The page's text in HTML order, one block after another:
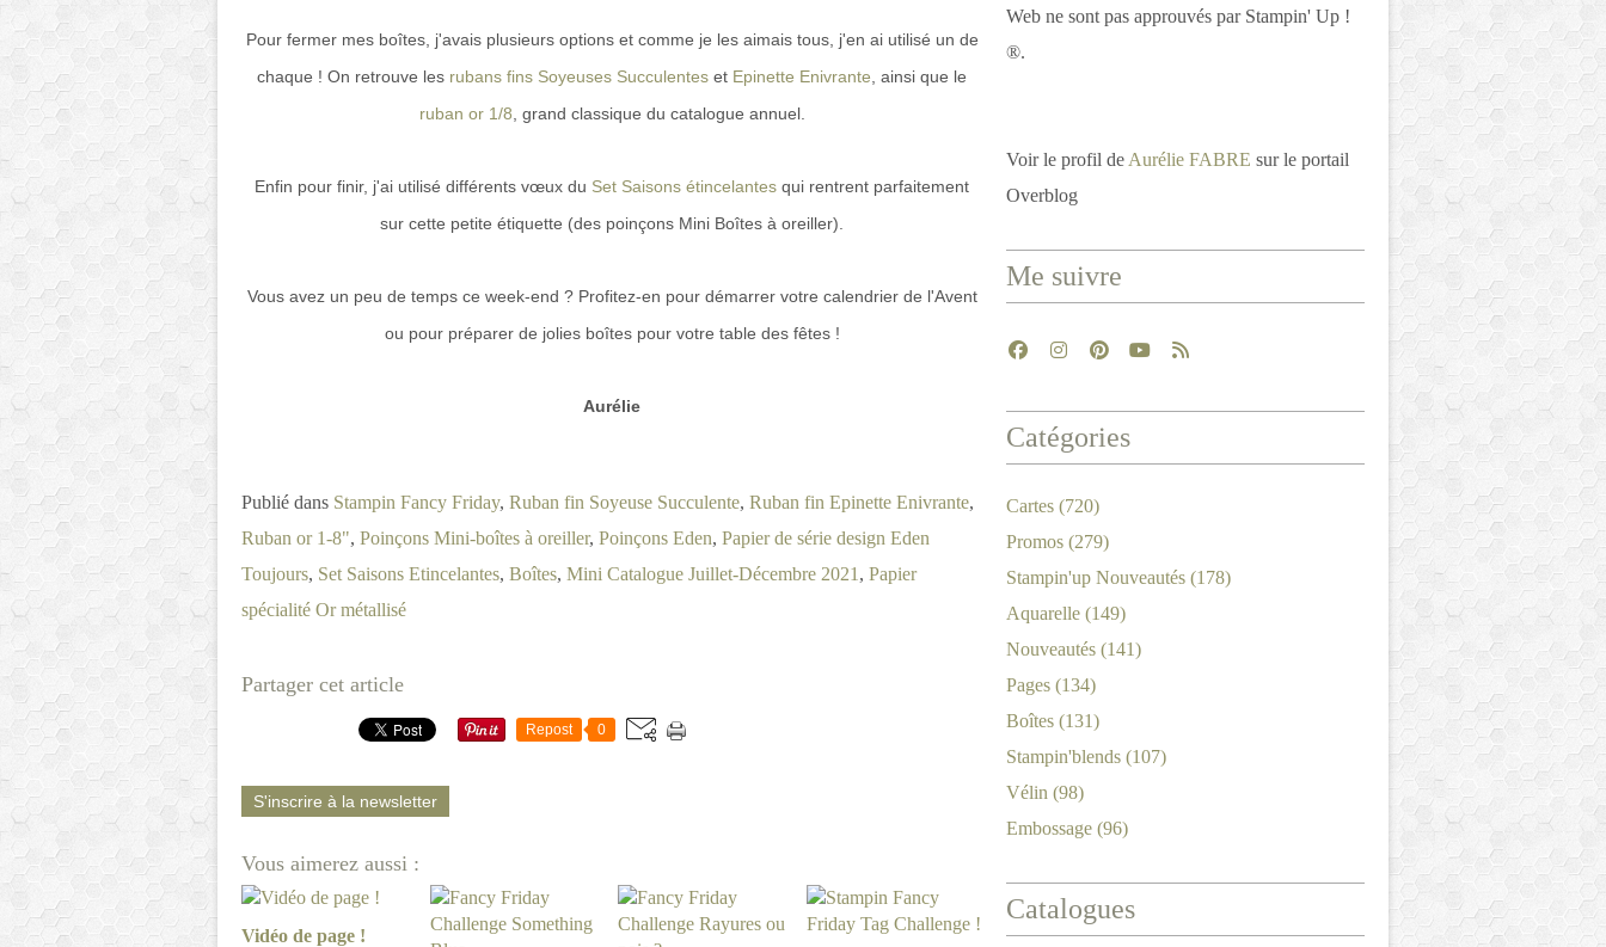
Pour fermer mes boîtes, j'avais plusieurs options et comme je les aimais tous, j'en ai utilisé un de
chaque ! On retrouve les rubans fins Soyeuses Succulentes et Epinette Enivrante , ainsi que le
ruban or 1/8 , grand classique du catalogue annuel.
Enfin pour finir, j'ai utilisé différents vœux du Set Saisons étincelantes qui rentrent parfaitement
sur cette petite étiquette (des poinçons Mini Boîtes à oreiller).
Vous avez un peu de temps ce week-end ? Profitez-en pour démarrer votre calendrier de l'Avent
ou pour préparer de jolies boîtes pour votre table des fêtes !
Aurélie
Publié dans Stampin Fancy Friday, Ruban fin Soyeuse Succulente, Ruban fin Epinette Enivrante,
Ruban or 1-8", Poinçons Mini-boîtes à oreiller, Poinçons Eden, Papier de série design Eden
Toujours, Set Saisons Etincelantes, Boîtes, Mini Catalogue Juillet-Décembre 2021 , Papier
spécialité Or métallisé
Partager cet article
Repost 0
S'inscrire à la newsletter
Vous aimerez aussi :
Vidéo de page !
Web ne sont pas approuvés par Stampin' Up !
®.
Voir le profil de Aurélie FABRE sur le portail
Overblog
Me suivre
Catégories
Cartes (720)
Promos (279)
Stampin'up Nouveautés (178)
Aquarelle (149)
Nouveautés (141)
Pages (134)
Boîtes (131)
Stampin'blends (107)
Vélin (98)
Embossage (96)
Catalogues